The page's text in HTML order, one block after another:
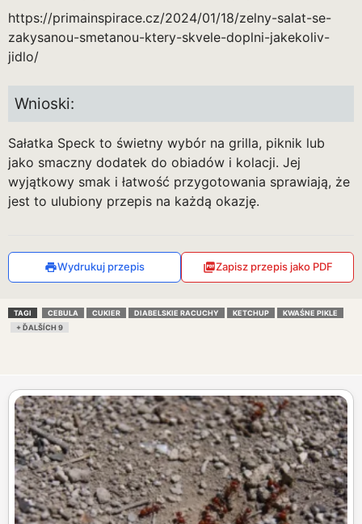
https://primainspirace.cz/2024/01/18/zelny-salat-se-
zakysanou-smetanou-ktery-skvele-doplni-jakekoliv-
jidlo/
Wnioski:
Sałatka Speck to świetny wybór na grilla, piknik lub
jako smaczny dodatek do obiadów i kolacji. Jej
wyjątkowy smak i łatwość przygotowania sprawiają, że
jest to ulubiony przepis na każdą okazję.
Wydrukuj przepis Zapisz przepis jako PDF
TAGI CEBULA CUKIER DIABELSKIE RACUCHY KETCHUP
KWAŚNE PIKLE
+ ĎALŠÍCH 9